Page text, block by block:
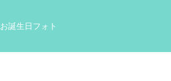
お誕生日フォト